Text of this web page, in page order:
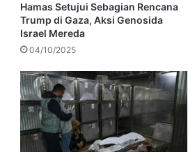
Hamas Setujui Sebagian Rencana
Trump di Gaza, Aksi Genosida
Israel Mereda
04/10/2025